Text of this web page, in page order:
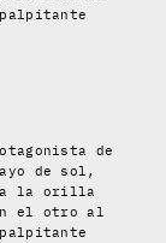
palpitante
de
de sol,
a la orilla
el otro al
palpitante